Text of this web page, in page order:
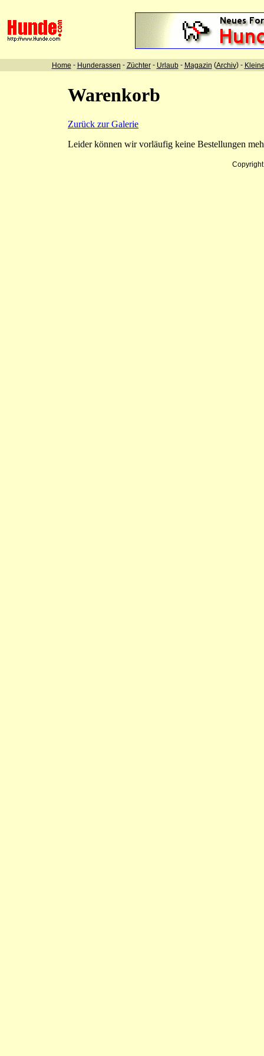
Home - Hunderassen - Züchter- Urlaub- Magazin (Archiv) -
Warenkorb
Zurück zur Galerie
Leider können wir vorläufig keine Bestellungen